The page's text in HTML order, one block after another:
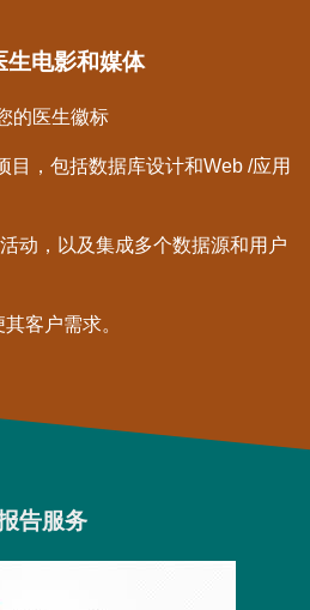
生电影和媒体
目，包括数据库设计和Web /应用
动，以及集成多个数据源和用户
客户需求。
告服务